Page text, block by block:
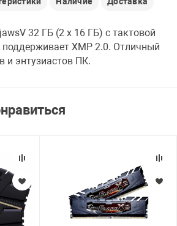
НАБОР ДЛЯ
32 ГБ (2 x 16 ГБ) с тактовой
XMP 2.0. Отличный
и энтузиастов ПК.